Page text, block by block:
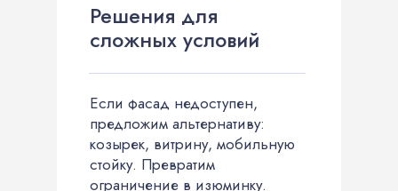
Решения для
сложных условий
Если фасад недоступен,
предложим альтернативу:
козырек, витрину, мобильную
стойку. Превратим
ограничение в изюминку.